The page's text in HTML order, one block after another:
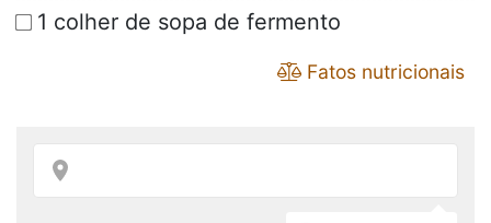
1 colher de sopa de fermento
Fatos nutricionais